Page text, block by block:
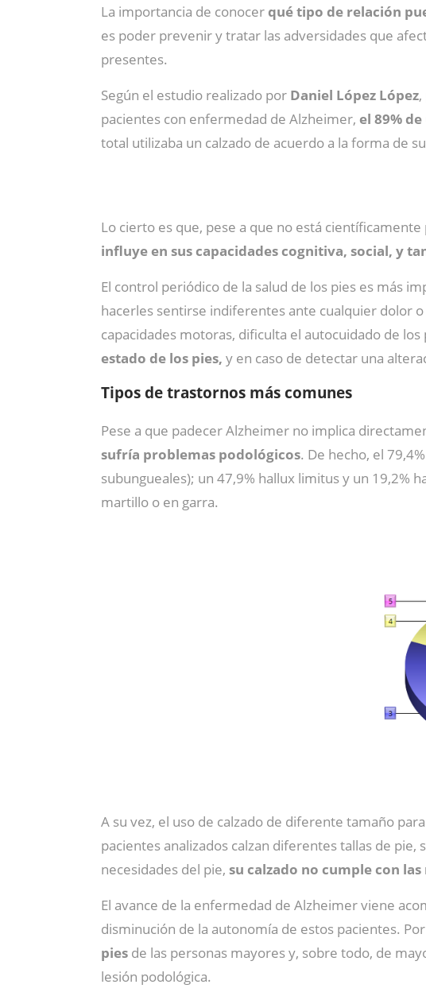
La importancia de conocer qué tipo de relación
es poder prevenir y tratar las adversidades que
presentes.
Según el estudio realizado por Daniel López López
pacientes con enfermedad de Alzheimer, el 89%
total utilizaba un calzado de acuerdo a la forma de
Lo cierto es que, pese a que no está
influye en sus capacidades cognitiva, social, y
El control periódico de la salud de los pies es más
hacerles sentirse indiferentes ante cualquier dolor
capacidades motoras, dificulta el autocuidado de los
estado de los pies, y en caso de detectar una
Tipos de trastornos más comunes
Pese a que padecer Alzheimer no implica
sufría problemas podológicos. De hecho, el
subungueales); un 47,9% hallux limitus y un 19,2%
martillo o en garra.
A su vez, el uso de calzado de diferente tamaño
pacientes analizados calzan diferentes tallas de
necesidades del pie, su calzado no cumple con
El avance de la enfermedad de Alzheimer viene
disminución de la autonomía de estos pacientes.
pies de las personas mayores y, sobre todo, de
lesión podológica.